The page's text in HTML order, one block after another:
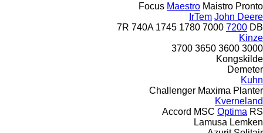
Focus Maestro Maistro Pronto
IrTem John Deere
7R 740A 1745 1780 7000 7200 DB
Kinze
3000
3600
3650
3700
Kongskilde
Demeter
Kuhn
Challenger Maxima Planter
Kverneland
Accord MSC Optima RS
Lamusa Lemken